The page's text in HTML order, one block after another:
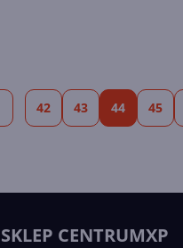
42 43 44 45
SKLEP CENTRUMXP